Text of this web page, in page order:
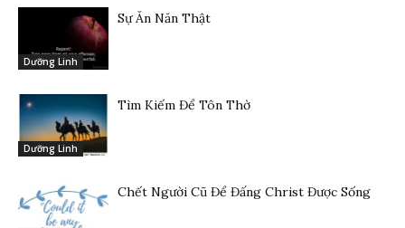
Dưỡng Linh
Sự Ăn Năn Thật
Dưỡng Linh
Tìm Kiếm Để Tôn Thờ
Chết Người Cũ Để Đấng Christ Được Sống